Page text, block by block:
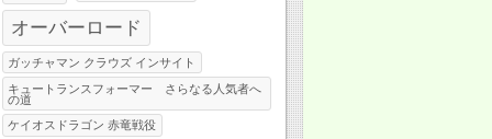
オーバーロード
ガッチャマン クラウズ インサイト
キュートランスフォーマー さらなる人気者へ
の道
ケイオスドラゴン 赤竜戦役